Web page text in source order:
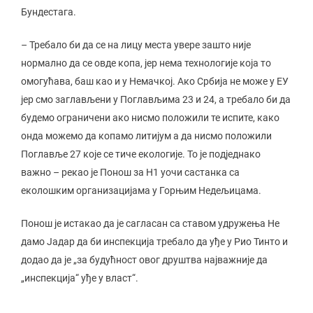
Бундестага.
– Требало би да се на лицу места увере зашто није
нормално да се овде копа, јер нема технологије која то
омогућава, баш као и у Немачкој. Ако Србија не може у ЕУ
јер смо заглављени у Поглављима 23 и 24, а требало би да
будемо ограничени ако нисмо положили те испите, како
онда можемо да копамо литијум а да нисмо положили
Поглавље 27 које се тиче екологије. То је подједнако
важно – рекао је Понош за Н1 уочи састанка са
еколошким организацијама у Горњим Недељицама.
Понош је истакао да је сагласан са ставом удружења Не
дамо Јадар да би инспекција требало да уђе у Рио Тинто и
додао да је „за будућност овог друштва најважније да
„инспекција“ уђе у власт“.